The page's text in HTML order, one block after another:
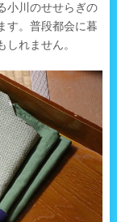
小川のせせらぎの
す。普段都会に暮
れません。